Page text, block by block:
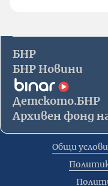
БНР
БНР Новини
Детското.БНР
Архивен фонд
Общи